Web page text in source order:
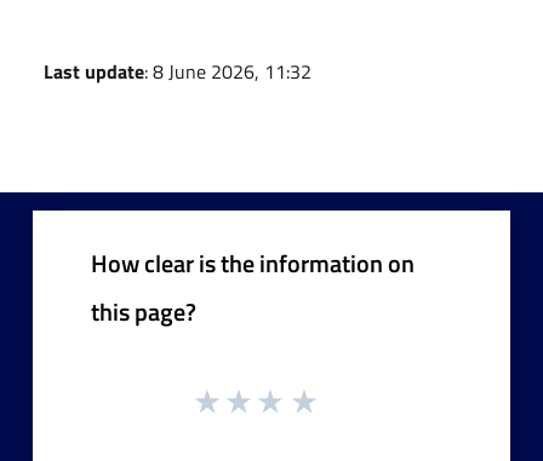
Last update: 8 June 2026, 11:32
How clear is the information on
this page?